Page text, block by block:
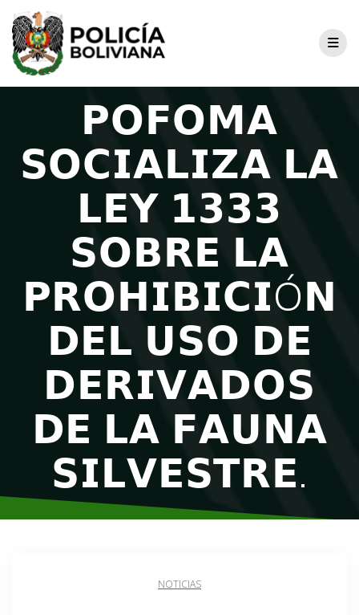
𝗣𝗢𝗙𝗢𝗠𝗔
𝗦𝗢𝗖𝗜𝗔𝗟𝗜𝗭𝗔 𝗟𝗔
𝗟𝗘𝗬 𝟭𝟯𝟯𝟯
𝗦𝗢𝗕𝗥𝗘 𝗟𝗔
𝗣𝗥𝗢𝗛𝗜𝗕𝗜𝗖𝗜Ó𝗡
𝗗𝗘𝗟 𝗨𝗦𝗢 𝗗𝗘
𝗗𝗘𝗥𝗜𝗩𝗔𝗗𝗢𝗦
𝗗𝗘 𝗟𝗔 𝗙𝗔𝗨𝗡𝗔
𝗦𝗜𝗟𝗩𝗘𝗦𝗧𝗥𝗘.
NOTICIAS